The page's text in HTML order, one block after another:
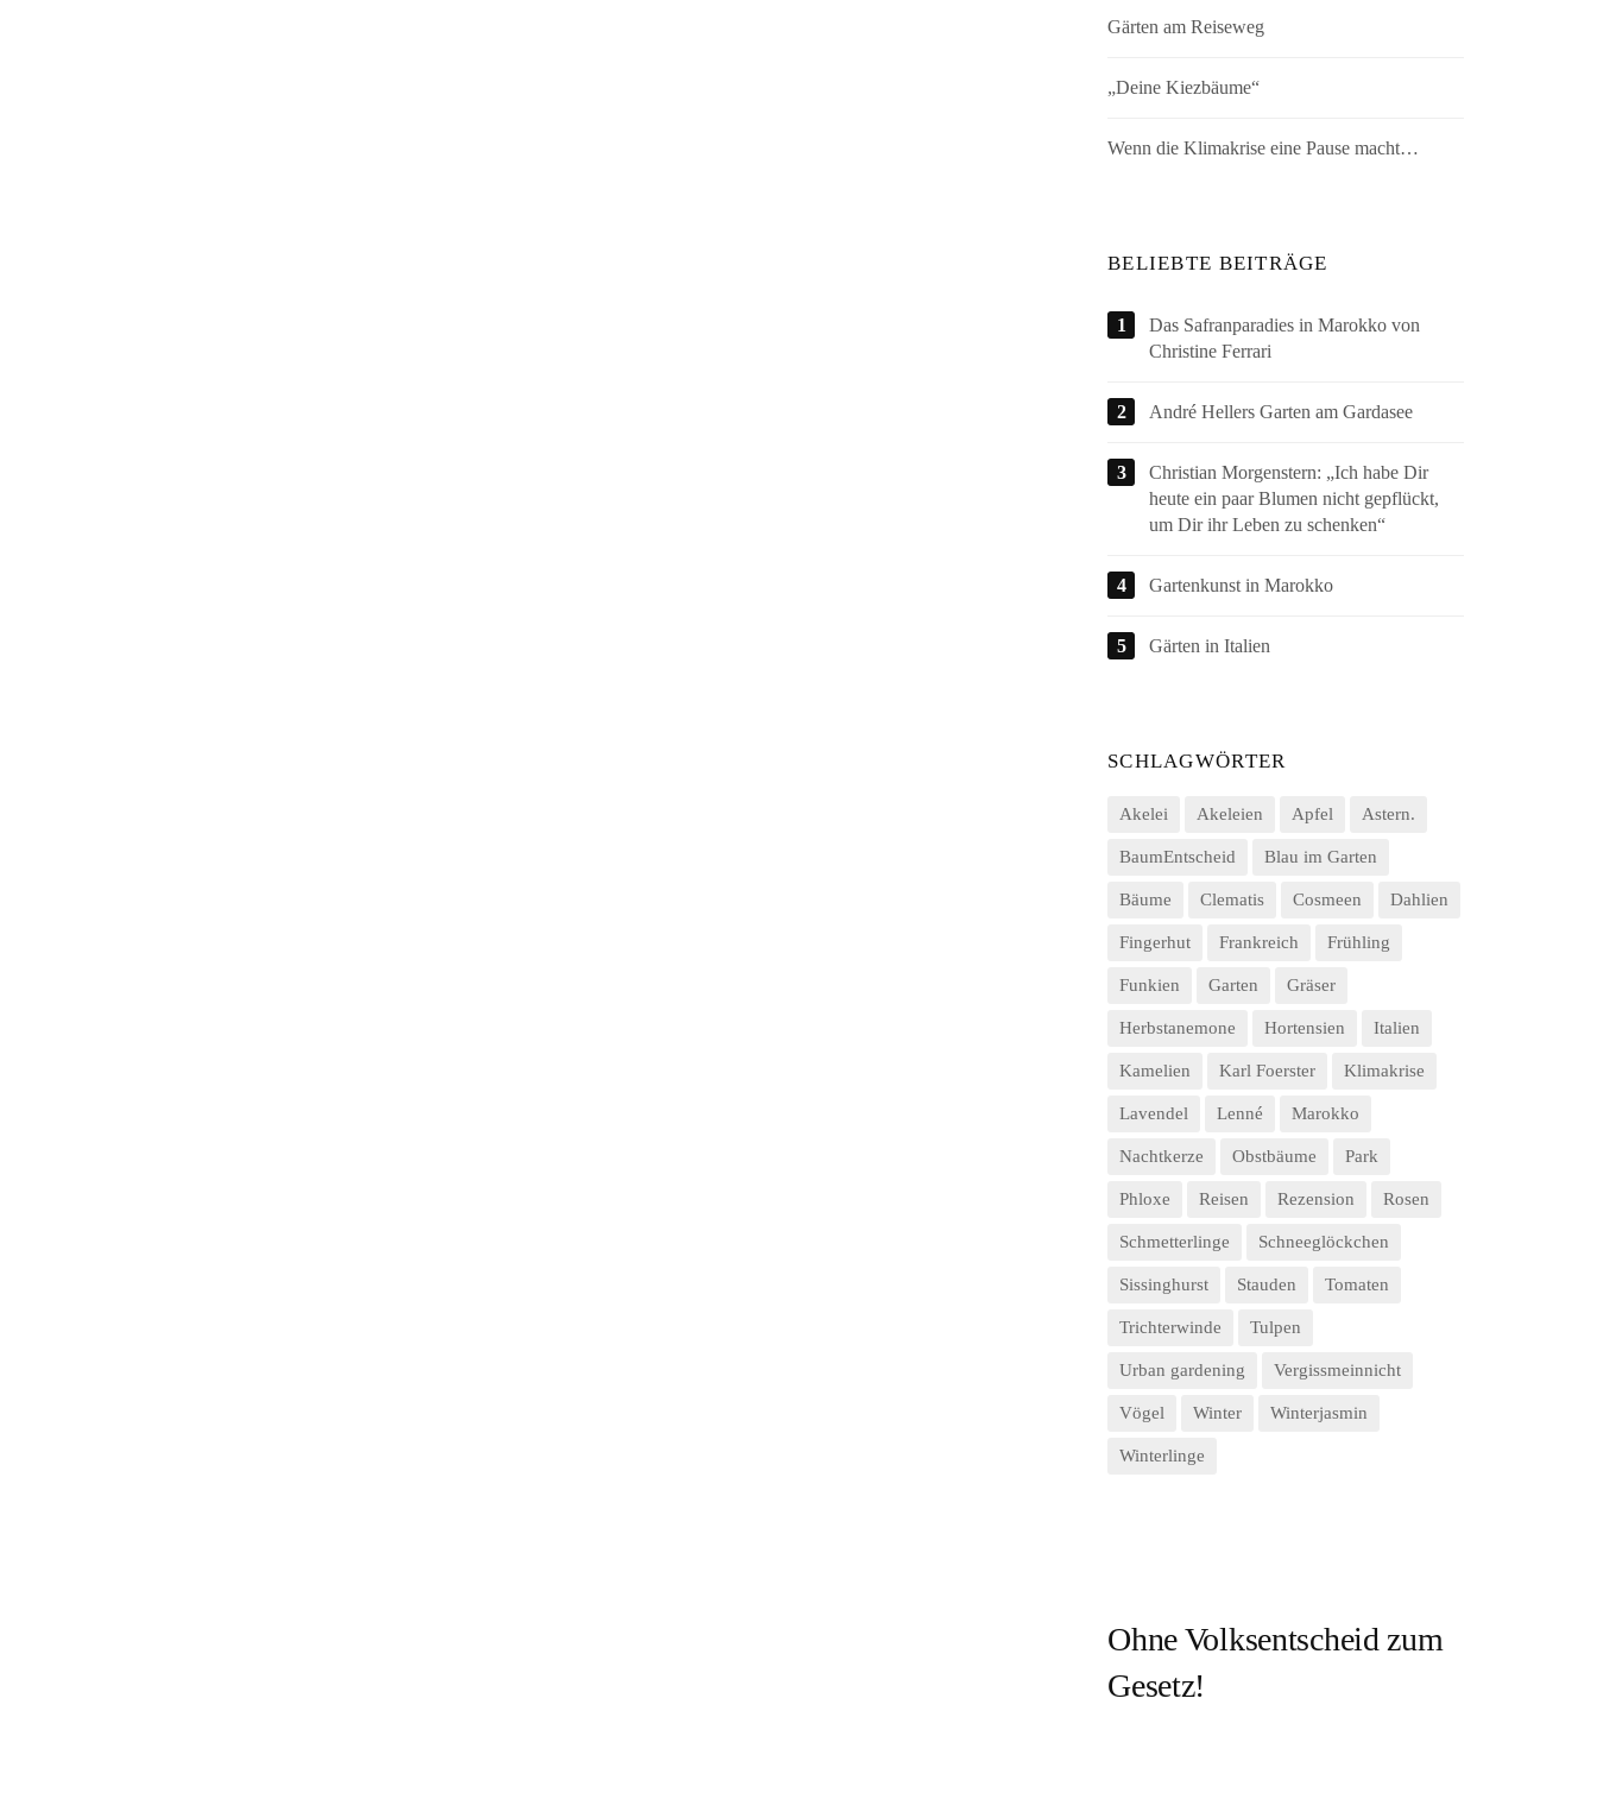
Gärten am Reiseweg
„Deine Kiezbäume“
Wenn die Klimakrise eine Pause macht…
BELIEBTE BEITRÄGE
Das Safranparadies in Marokko von
Christine Ferrari
André Hellers Garten am Gardasee
Christian Morgenstern: „Ich habe Dir
heute ein paar Blumen nicht gepflückt,
um Dir ihr Leben zu schenken“
Gartenkunst in Marokko
Gärten in Italien
SCHLAGWÖRTER
Akelei Akeleien Apfel Astern.
BaumEntscheid Blau im Garten
Bäume Clematis Cosmeen Dahlien
Fingerhut Frankreich Frühling
Funkien Garten Gräser
Herbstanemone Hortensien Italien
Kamelien Karl Foerster Klimakrise
Lavendel Lenné Marokko
Nachtkerze Obstbäume Park
Phloxe Reisen Rezension Rosen
Schmetterlinge Schneeglöckchen
Sissinghurst Stauden Tomaten
Trichterwinde Tulpen
Urban gardening Vergissmeinnicht
Vögel Winter Winterjasmin
Winterlinge
Ohne Volksentscheid zum
Gesetz!